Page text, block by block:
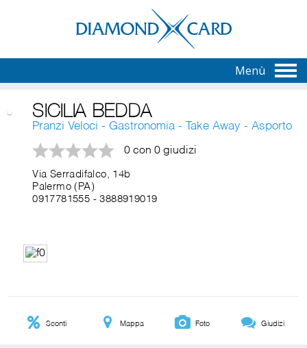
Menù
SICILIA BEDDA
Pranzi Veloci - Gastronomia - Take Away - Asporto
0 con 0 giudizi
Via Serradifalco, 14b
Palermo (PA)
0917781555 -3888919019
Sconti Mappa Foto Giudizi